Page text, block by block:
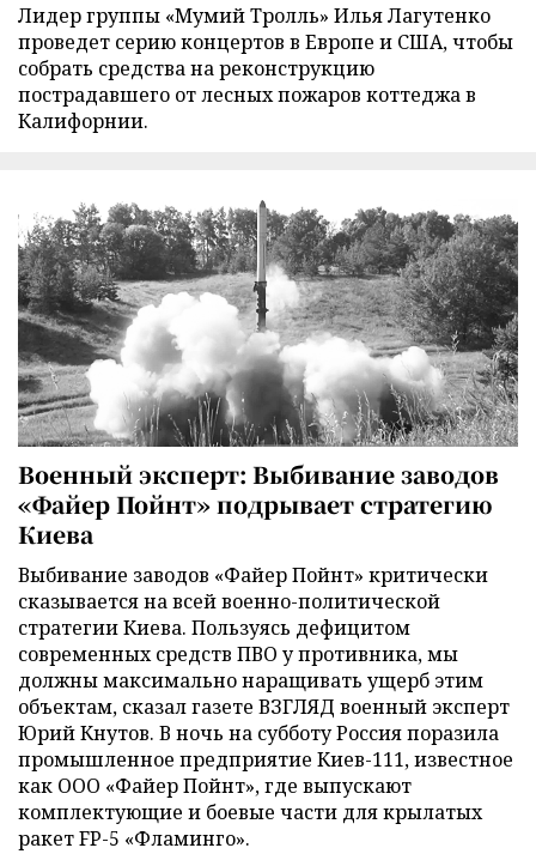
Лидер группы «Мумий Тролль» Илья Лагутенко
проведет серию концертов в Европе и США, чтобы
собрать средства на реконструкцию
пострадавшего от лесных пожаров коттеджа в
Калифорнии.
Военный эксперт: Выбивание заводов
«Файер Пойнт» подрывает стратегию
Киева
Выбивание заводов «Файер Пойнт» критически
сказывается на всей военно-политической
стратегии Киева. Пользуясь дефицитом
современных средств ПВО у противника, мы
должны максимально наращивать ущерб этим
объектам, сказал газете ВЗГЛЯД военный эксперт
Юрий Кнутов. В ночь на субботу Россия поразила
промышленное предприятие Киев-111, известное
как ООО «Файер Пойнт», где выпускают
комплектующие и боевые части для крылатых
ракет FP-5 «Фламинго».